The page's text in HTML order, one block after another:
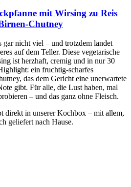
mit Wirsing zu Reis
Chutney
gar nicht viel – und trotzdem landet
auf dem Teller. Diese vegetarische
ist herzhaft, cremig und in nur 30
ein fruchtig-scharfes
das dem Gericht eine unerwartete
gibt. Für alle, die Lust haben, mal
– und das ganz ohne Fleisch.
direkt in unserer Kochbox – mit allem,
geliefert nach Hause.